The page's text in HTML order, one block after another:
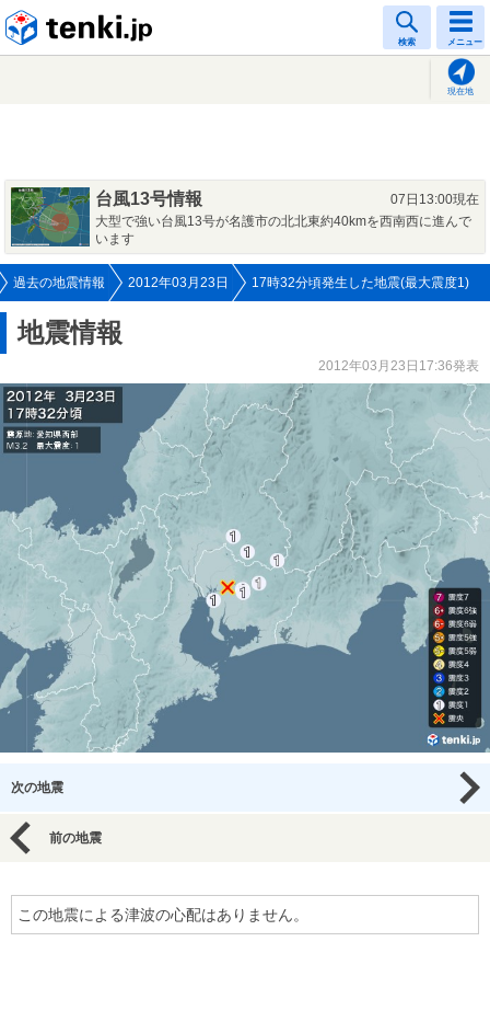
検索 メニュー
現在地
台風13号情報
07日13:00現在
大型で強い台風13号が名護市の北北東約40kmを西南西に進んで
います
過去の地震情報 2012年03月23日 17時32分頃発生した地震(最大震度1)
地震情報
2012年03月23日17:36発表
次の地震
前の地震
この地震による津波の心配はありません。